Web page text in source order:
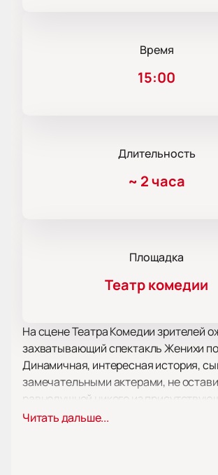
Время
15:00
Длительность
~ 2 часа
Площадка
Театр комедии
На сцене Театра Комедии зрителей
захватывающий спектакль Женихи
Динамичная, интересная история,
замечательными актерами, не
равнодушной никого из
Труд режиссера, актёрской труппы,
Читать дальше...